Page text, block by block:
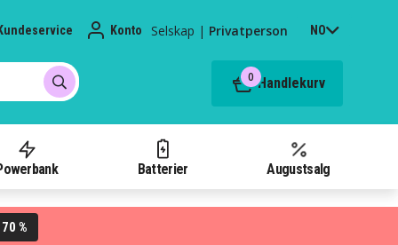
Kundeservice Konto Selskap | Privatperson NO
0 Handlekurv
Batterier Augustsalg
70 %